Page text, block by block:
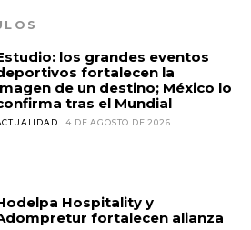
los grandes eventos
fortalecen la
de un destino; México lo
tras el Mundial
4 DE AGOSTO DE 2026
Hospitality y
fortalecen alianza